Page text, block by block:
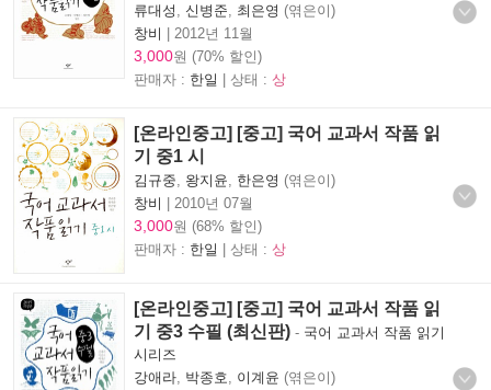
류대성
신병준 최은영 (엮은이)
창비 | 2012년 11월
3,000원 (70% 할인)
판매자 : 한일 | 상태 : 상
[온라인중고] [중고] 국어 교과서 작품 읽
기 중1 시
김규중 왕지윤 한은영 (엮은이)
창비 | 2010년 07월
3,000원 (68% 할인)
판매자 : 한일 | 상태 : 상
[온라인중고] [중고] 국어 교과서 작품 읽
기 중3 수필 (최신판) - 국어 교과서 작품 읽기
시리즈
강애라 박종호 이계윤 (엮은이)